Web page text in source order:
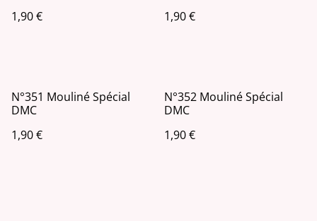
1,90 €
1,90 €
N°351 Mouliné Spécial
DMC
1,90 €
N°352 Mouliné Spécial
DMC
1,90 €